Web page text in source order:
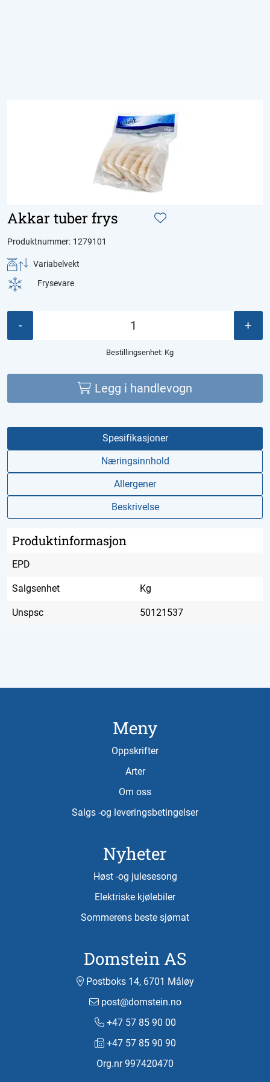
Akkar tuber frys
Produktnummer: 1279101
Variabelvekt
Frysevare
- +
Bestillingsenhet: Kg
Legg i handlevogn
Spesifikasjoner
Næringsinnhold
Allergener
Beskrivelse
Produktinformasjon
EPD
Salgsenhet Kg
Unspsc 50121537
Meny
Oppskrifter
Arter
Om oss
Salgs -og leveringsbetingelser
Nyheter
Høst -og julesesong
Elektriske kjølebiler
Sommerens beste sjømat
Domstein AS
Postboks 14, 6701 Måløy
post@domstein.no
+47 57 85 90 00
+47 57 85 90 90
Org.nr 997420470